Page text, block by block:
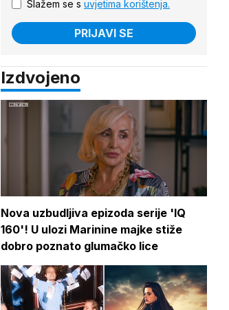
Slažem se s uvjetima korištenja.
PRIJAVI SE
Izdvojeno
Nova uzbudljiva epizoda serije 'IQ
160'! U ulozi Marinine majke stiže
dobro poznato glumačko lice